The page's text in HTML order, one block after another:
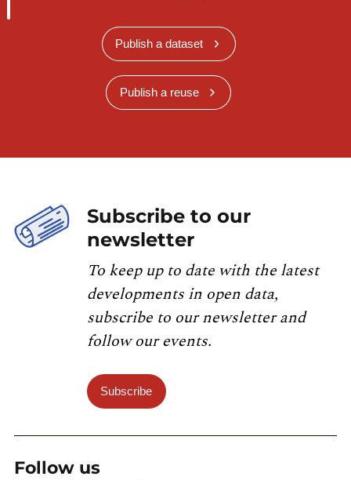
Publish a dataset
Publish a reuse
Subscribe to our
newsletter
To keep up to date with the latest
developments in open data,
subscribe to our newsletter and
follow our events.
Subscribe
Follow us